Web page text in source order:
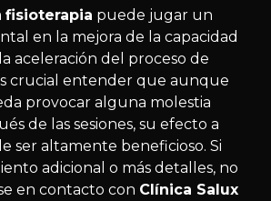
fisioterapia puede jugar un
en la mejora de la capacidad
aceleración del proceso de
crucial entender que aunque
provocar alguna molestia
de las sesiones, su efecto a
ser altamente beneficioso. Si
adicional o más detalles, no
en contacto con Clínica Salux